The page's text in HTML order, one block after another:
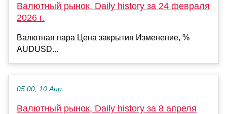
Валютный рынок, Daily history за 24 февраля
2026 г.
Валютная пара Цена закрытия Изменение, %
AUDUSD...
05:00, 10 Апр
Валютный рынок, Daily history за 8 апреля